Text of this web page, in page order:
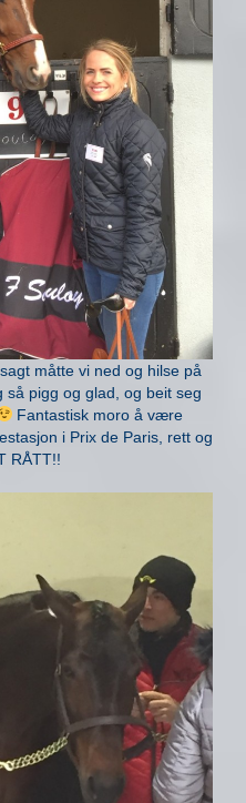
måtte vi ned og hilse på
pigg og glad, og beit seg
Fantastisk moro å være
i Prix de Paris, rett og
RÅTT!!